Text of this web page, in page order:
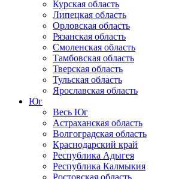
Курская область
Липецкая область
Орловская область
Рязанская область
Смоленская область
Тамбовская область
Тверская область
Тульская область
Ярославская область
Юг
Весь Юг
Астраханская область
Волгоградская область
Краснодарский край
Республика Адыгея
Республика Калмыкия
Ростовская область